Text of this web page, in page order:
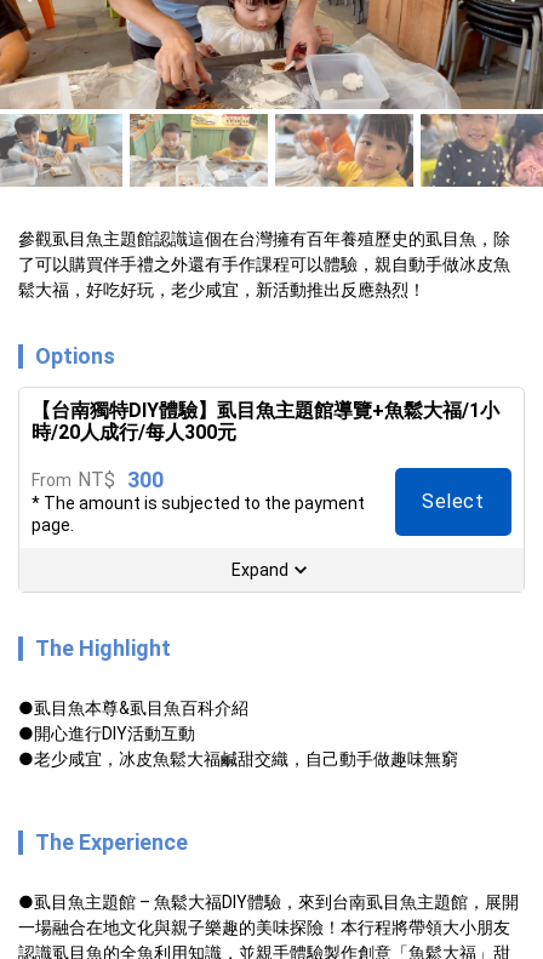
參觀虱目魚主題館認識這個在台灣擁有百年養殖歷史的虱目魚，除
了可以購買伴手禮之外還有手作課程可以體驗，親自動手做冰皮魚
鬆大福，好吃好玩，老少咸宜，新活動推出反應熱烈！
Options
【台南獨特DIY體驗】虱目魚主題館導覽+魚鬆大福/1小
時/20人成行/每人300元
From NT$ 300
* The amount is subjected to the payment
page.
Select
Expand
The Highlight
●虱目魚本尊&虱目魚百科介紹
●開心進行DIY活動互動
●老少咸宜，冰皮魚鬆大福鹹甜交織，自己動手做趣味無窮
The Experience
●虱目魚主題館 – 魚鬆大福DIY體驗，來到台南虱目魚主題館，展開
一場融合在地文化與親子樂趣的美味探險！本行程將帶領大小朋友
認識虱目魚的全魚利用知識，並親手體驗製作創意「魚鬆大福」甜